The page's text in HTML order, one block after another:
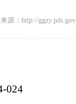
来源：http://
024